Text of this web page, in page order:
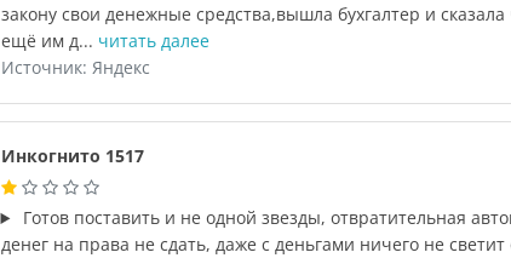
закону свои денежные средства,вышла бухгалтер и сказала
ещё им д... читать далее
Источник: Яндекс
Инкогнито 1517
Готов поставить и не одной звезды, отвратительная
денег на права не сдать, даже с деньгами ничего не светит